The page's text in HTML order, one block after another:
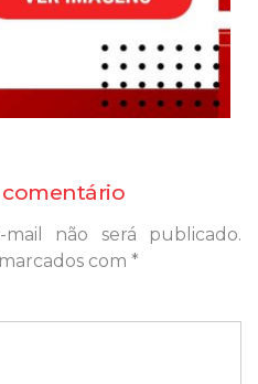
não será publicado.
com *